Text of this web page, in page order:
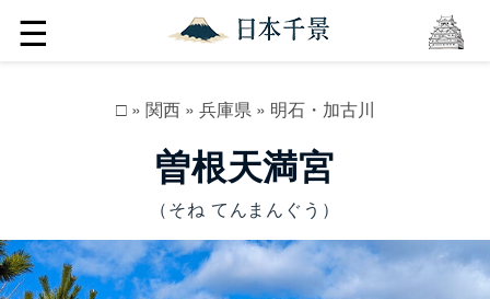
☰
□» 関西» 兵庫県» 明石・加古川
曽根天満宮
（そね てんまんぐう）